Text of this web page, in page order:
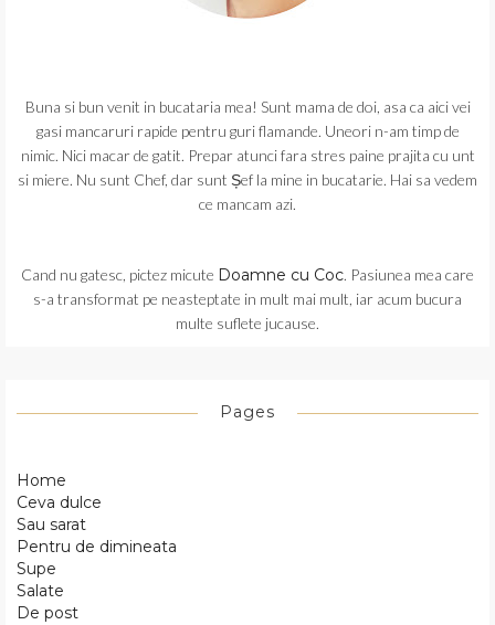
Buna si bun venit in bucataria mea! Sunt mama de doi, asa ca aici vei
gasi mancaruri rapide pentru guri flamande. Uneori n-am timp de
nimic. Nici macar de gatit. Prepar atunci fara stres paine prajita cu unt
si miere. Nu sunt Chef, dar sunt Șef la mine in bucatarie. Hai sa vedem
ce mancam azi.
Cand nu gatesc, pictez micute Doamne cu Coc. Pasiunea mea care
s-a transformat pe neasteptate in mult mai mult, iar acum bucura
multe suflete jucause.
Pages
Home
Ceva dulce
Sau sarat
Pentru de dimineata
Supe
Salate
De post